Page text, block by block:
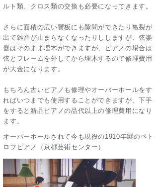
ルト類、クロス類の交換も必要になってきます。
さらに面積の広い響板にも隙間ができたり亀裂が
出て雑音が止まらなくなったりししますが、弦楽
器はそのまま埋木ができますが、ピアノの場合は
弦とフレームを外してから埋木するので修理費用
が大金になります。
もちろん古いピアノも修理やオーバーホールをす
ればいつまでも使用することができますが、下手
をすると新品ピアノの品代以上の修理費用になり
ます。
オーバーホールされて今も現役の1910年製のペト
ロフピアノ（京都芸術センター）